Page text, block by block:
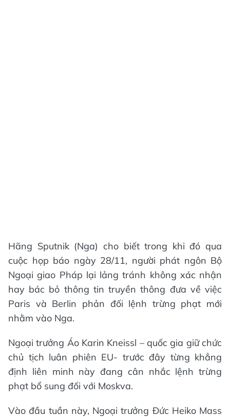
Hãng Sputnik (Nga) cho biết trong khi đó qua
cuộc họp báo ngày 28/11, người phát ngôn Bộ
Ngoại giao Pháp lại lảng tránh không xác nhận
hay bác bỏ thông tin truyền thông đưa về việc
Paris và Berlin phản đối lệnh trừng phạt mới
nhằm vào Nga.
Ngoại trưởng Áo Karin Kneissl – quốc gia giữ chức
chủ tịch luân phiên EU- trước đây từng khẳng
định liên minh này đang cân nhắc lệnh trừng
phạt bổ sung đối với Moskva.
Vào đầu tuần này, Ngoại trưởng Đức Heiko Mass